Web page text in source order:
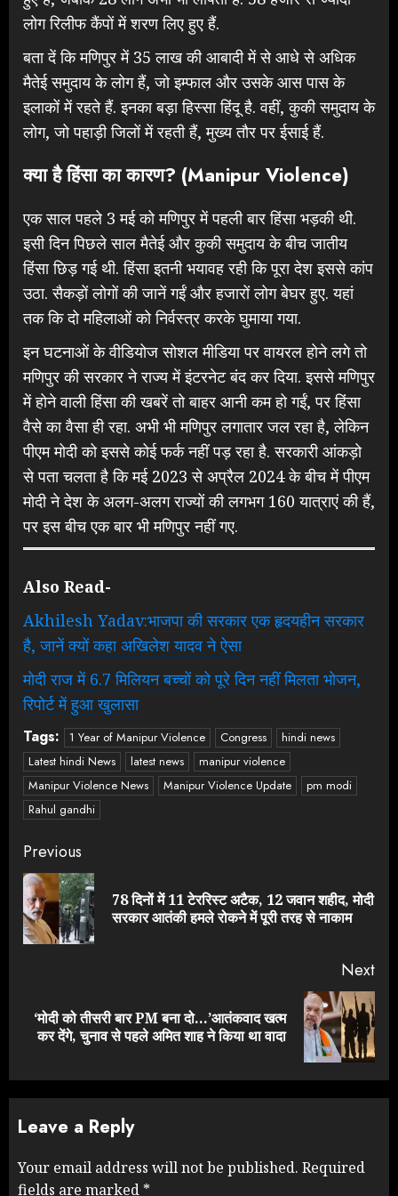
लोग रिलीफ कैंपों में शरण लिए हुए हैं.
बता दें कि मणिपुर में 35 लाख की आबादी में से आधे से अधिक
मैतेई समुदाय के लोग हैं, जो इम्फाल और उसके आस पास के
इलाकों में रहते हैं. इनका बड़ा हिस्सा हिंदू है. वहीं, कुकी समुदाय के
लोग, जो पहाड़ी जिलों में रहती हैं, मुख्य तौर पर ईसाई हैं.
क्या है हिंसा का कारण? (Manipur Violence)
एक साल पहले 3 मई को मणिपुर में पहली बार हिंसा भड़की थी.
इसी दिन पिछले साल मैतेई और कुकी समुदाय के बीच जातीय
हिंसा छिड़ गई थी. हिंसा इतनी भयावह रही कि पूरा देश इससे कांप
उठा. सैकड़ों लोगों की जानें गईं और हजारों लोग बेघर हुए. यहां
तक कि दो महिलाओं को निर्वस्त्र करके घुमाया गया.
इन घटनाओं के वीडियोज सोशल मीडिया पर वायरल होने लगे तो
मणिपुर की सरकार ने राज्य में इंटरनेट बंद कर दिया. इससे मणिपुर
में होने वाली हिंसा की खबरें तो बाहर आनी कम हो गईं, पर हिंसा
वैसे का वैसा ही रहा. अभी भी मणिपुर लगातार जल रहा है, लेकिन
पीएम मोदी को इससे कोई फर्क नहीं पड़ रहा है. सरकारी आंकड़ो
से पता चलता है कि मई 2023 से अप्रैल 2024 के बीच में पीएम
मोदी ने देश के अलग-अलग राज्यों की लगभग 160 यात्राएं की हैं,
पर इस बीच एक बार भी मणिपुर नहीं गए.
Also Read-
Akhilesh Yadav:भाजपा की सरकार एक हृदयहीन सरकार
है, जानें क्यों कहा अखिलेश यादव ने ऐसा
मोदी राज में 6.7 मिलियन बच्चों को पूरे दिन नहीं मिलता भोजन,
रिपोर्ट में हुआ खुलासा
Tags: 1 Year of Manipur Violence Congress
hindi news
Latest hindi News
latest news
manipur violence
Manipur Violence News
Manipur Violence Update
pm modi
Rahul gandhi
Continue
Reading
Previous
78 दिनों में 11 टेररिस्ट अटैक, 12 जवान शहीद, मोदी
सरकार आतंकी हमले रोकने में पूरी तरह से नाकाम
Next
Next
post:
‘मोदी को तीसरी बार PM बना दो…’आतंकवाद खत्म
कर देंगे, चुनाव से पहले अमित शाह ने किया था वादा
Leave a Reply
Your email address will not be published. Required
fields are marked *